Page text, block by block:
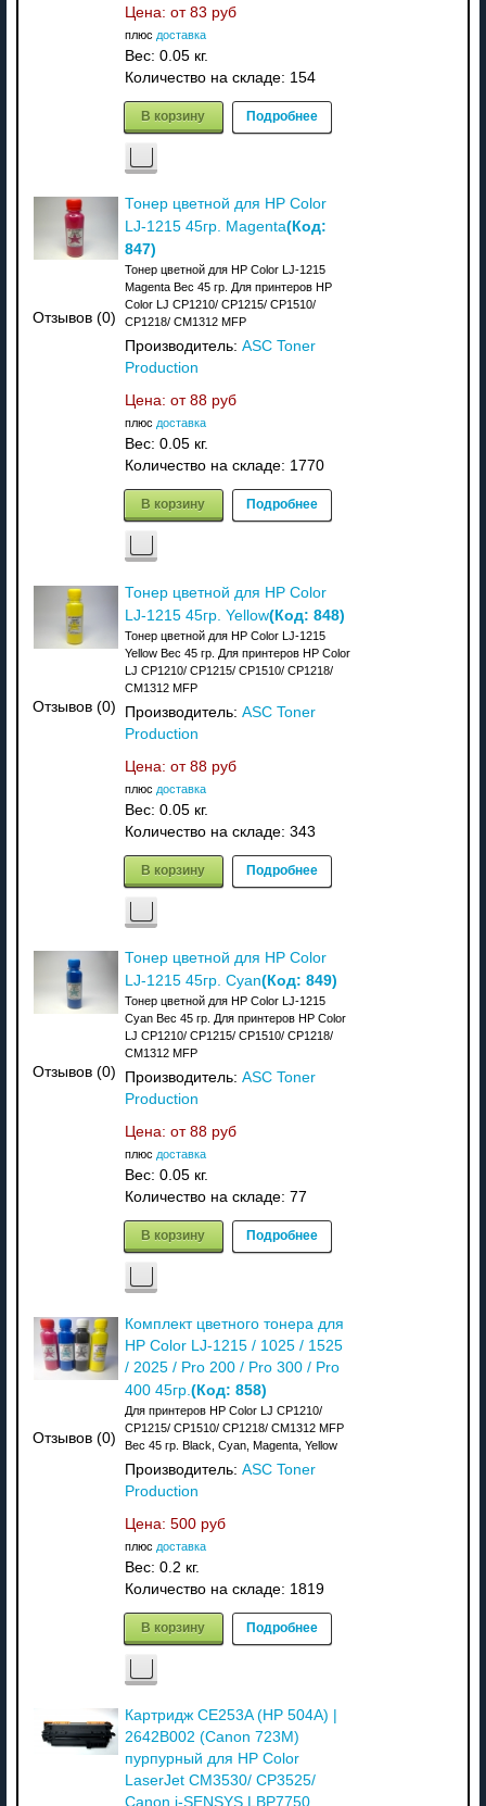
Цена: от 83 руб
плюс доставка
Вес: 0.05 кг.
Количество на складе: 154
В корзину Подробнее
Отзывов (0)
Тонер цветной для HP Color
LJ-1215 45гр. Magenta(Код:
847)
Тонер цветной для HP Color LJ-1215
Magenta Вес 45 гр. Для принтеров HP
Color LJ CP1210/ CP1215/ CP1510/
CP1218/ CM1312 MFP
Производитель: ASC Toner
Production
Цена: от 88 руб
плюс доставка
Вес: 0.05 кг.
Количество на складе: 1770
В корзину Подробнее
Отзывов (0)
Тонер цветной для HP Color
LJ-1215 45гр. Yellow(Код: 848)
Тонер цветной для HP Color LJ-1215
Yellow Вес 45 гр. Для принтеров HP Color
LJ CP1210/ CP1215/ CP1510/ CP1218/
CM1312 MFP
Производитель: ASC Toner
Production
Цена: от 88 руб
плюс доставка
Вес: 0.05 кг.
Количество на складе: 343
В корзину Подробнее
Отзывов (0)
Тонер цветной для HP Color
LJ-1215 45гр. Cyan(Код: 849)
Тонер цветной для HP Color LJ-1215
Cyan Вес 45 гр. Для принтеров HP Color
LJ CP1210/ CP1215/ CP1510/ CP1218/
CM1312 MFP
Производитель: ASC Toner
Production
Цена: от 88 руб
плюс доставка
Вес: 0.05 кг.
Количество на складе: 77
В корзину Подробнее
Отзывов (0)
Комплект цветного тонера для
HP Color LJ-1215 / 1025 / 1525
/ 2025 / Pro 200 / Pro 300 / Pro
400 45гр. (Код: 858)
Для принтеров HP Color LJ CP1210/
CP1215/ CP1510/ CP1218/ CM1312 MFP
Вес 45 гр. Black, Cyan, Magenta, Yellow
Производитель: ASC Toner
Production
Цена: 500 руб
плюс доставка
Вес: 0.2 кг.
Количество на складе: 1819
В корзину Подробнее
Картридж CE253A (HP 504A) |
2642B002 (Canon 723M)
пурпурный для HP Color
LaserJet CM3530/ CP3525/
Canon i-SENSYS LBP7750